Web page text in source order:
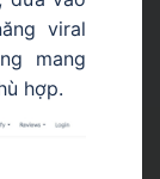
viral
mang
hợp.